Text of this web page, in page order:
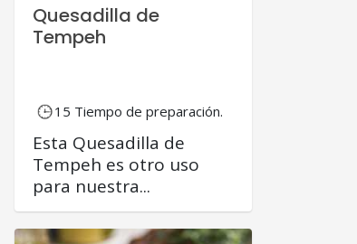
Quesadilla de
Tempeh
15 Tiempo de preparación.
Esta Quesadilla de
Tempeh es otro uso
para nuestra...